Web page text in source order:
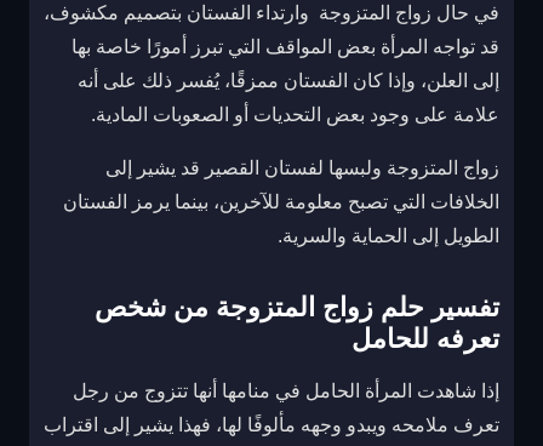
في حال زواج المتزوجة وارتداء الفستان بتصميم مكشوف،
قد تواجه المرأة بعض المواقف التي تبرز أمورًا خاصة بها
إلى العلن، وإذا كان الفستان ممزقًا، يُفسر ذلك على أنه
علامة على وجود بعض التحديات أو الصعوبات المادية.
زواج المتزوجة ولبسها لفستان القصير قد يشير إلى
الخلافات التي تصبح معلومة للآخرين، بينما يرمز الفستان
الطويل إلى الحماية والسرية.
تفسير حلم زواج المتزوجة من شخص
تعرفه للحامل
إذا شاهدت المرأة الحامل في منامها أنها تتزوج من رجل
تعرف ملامحه ويبدو وجهه مألوفًا لها، فهذا يشير إلى اقتراب